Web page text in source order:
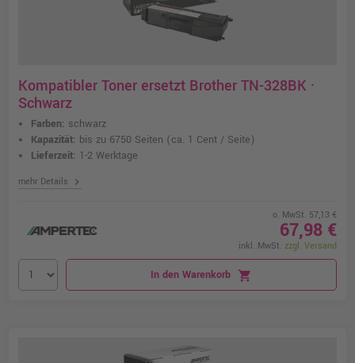
Kompatibler Toner ersetzt Brother TN-328BK ·
Schwarz
Farben: schwarz
Kapazität: bis zu 6750 Seiten (ca. 1 Cent / Seite)
Lieferzeit: 1-2 Werktage
mehr Details chevron_right
o. MwSt. 57,13 €
67,98 €
inkl. MwSt. zzgl. Versand
In den Warenkorb shopping_cart